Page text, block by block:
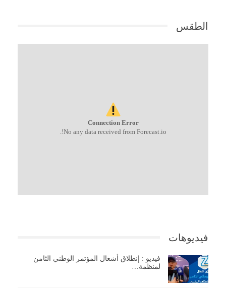
الطقس
Connection Error
No any data received from Forecast.io!.
فيديوهات
فيديو : إنطلاق أشغال المؤتمر الوطني الثامن
لمنظمة…